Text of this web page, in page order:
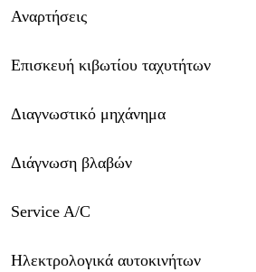
Αναρτήσεις
Επισκευή κιβωτίου ταχυτήτων
Διαγνωστικό μηχάνημα
Διάγνωση βλαβών
Service A/C
Ηλεκτρολογικά αυτοκινήτων